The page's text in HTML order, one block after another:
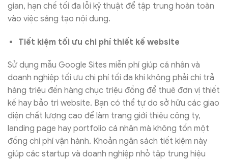
gian, hạn chế tối đa lỗi kỹ thuật để tập trung hoàn toàn
vào việc sáng tạo nội dung.
Tiết kiệm tối ưu chi phí thiết kế website
Sử dụng mẫu Google Sites miễn phí giúp cá nhân và
doanh nghiệp tối ưu chi phí tối đa khi không phải chi trả
hàng triệu đến hàng chục triệu đồng để thuê đơn vị thiết
kế hay bảo trì website. Bạn có thể tự do sở hữu các giao
diện chất lượng cao để làm trang giới thiệu công ty,
landing page hay portfolio cá nhân mà không tốn một
đồng chi phí vận hành. Khoản ngân sách tiết kiệm này
giúp các startup và doanh nghiệp nhỏ tập trung hiệu